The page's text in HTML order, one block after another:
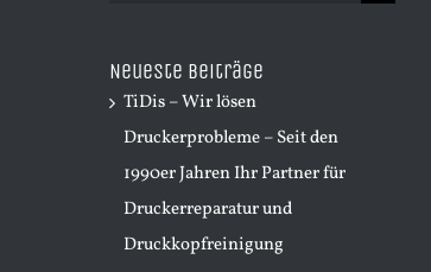
Neueste Beiträge
TiDis – Wir lösen
Druckerprobleme – Seit den
1990er Jahren Ihr Partner für
Druckerreparatur und
Druckkopfreinigung